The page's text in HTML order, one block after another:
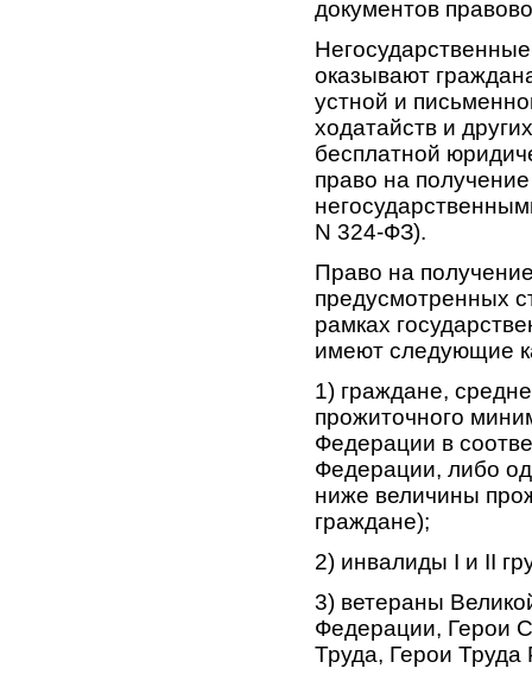
документов
оказывают
устной и
ходатайств и
бесплатной
право на
N 324-ФЗ).
Право на
предусмотренных
рамках
имеют следующие
1) граждане,
прожиточного
Федерации в
Федерации, либо
ниже величины
граждане);
2) инвалиды I и II
3) ветераны
Федерации, Герои
Труда, Герои